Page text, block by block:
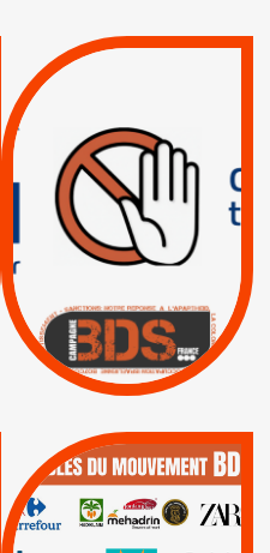
RESPECT DU DROIT
INTERNATIONAL ?
TRUMP, MACRON :
MÊME COMBAT
| Actus |
| Boycott militaire |
Lettres d'interpellation
QUE BOYCOTTER ?
BOYCOTT /